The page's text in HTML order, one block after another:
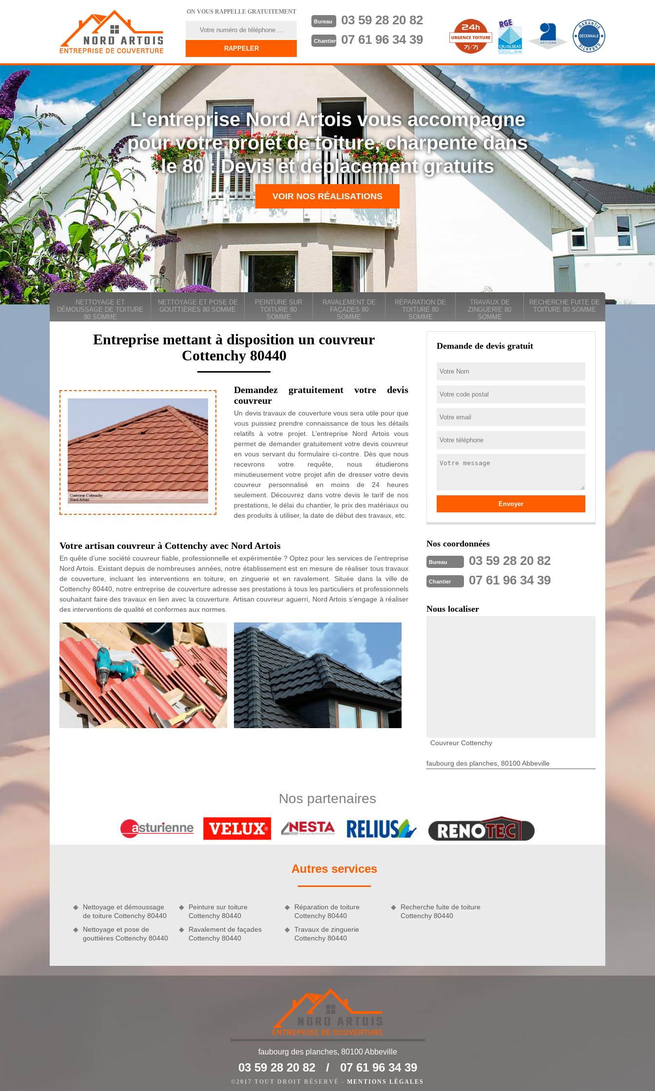
ON VOUS RAPPELLE GRATUITEMENT
Bureau 03 59 28 20 82
Chantier 07 61 96 34 39
L'entreprise Nord Artois vous accompagne
pour votre projet de toiture, charpente dans
le 80 : Devis et déplacement gratuits
VOIR NOS RÉALISATIONS
NETTOYAGE ET
DÉMOUSSAGE DE TOITURE
80 SOMME
NETTOYAGE ET POSE DE
GOUTTIÈRES 80 SOMME
PEINTURE SUR
TOITURE 80
SOMME
RAVALEMENT DE
FAÇADES 80
SOMME
RÉPARATION DE
TOITURE 80
SOMME
TRAVAUX DE
ZINGUERIE 80
SOMME
RECHERCHE FUITE DE
TOITURE 80 SOMME
Entreprise mettant à disposition un couvreur
Cottenchy 80440
Demandez gratuitement votre devis
couvreur
Un devis travaux de couverture vous sera utile pour que
vous puissiez prendre connaissance de tous les détails
relatifs à votre projet. L’entreprise Nord Artois vous
permet de demander gratuitement votre devis couvreur
en vous servant du formulaire ci-contre. Dès que nous
recevrons votre requête, nous étudierons
minutieusement votre projet afin de dresser votre devis
couvreur personnalisé en moins de 24 heures
seulement. Découvrez dans votre devis le tarif de nos
prestations, le délai du chantier, le prix des matériaux ou
des produits à utiliser, la date de début des travaux, etc.
Votre artisan couvreur à Cottenchy avec Nord Artois
En quête d’une société couvreur fiable, professionnelle et expérimentée ? Optez pour les services de l’entreprise
Nord Artois. Existant depuis de nombreuses années, notre établissement est en mesure de réaliser tous travaux
de couverture, incluant les interventions en toiture, en zinguerie et en ravalement. Située dans la ville de
Cottenchy 80440, notre entreprise de couverture adresse ses prestations à tous les particuliers et professionnels
souhaitant faire des travaux en lien avec la couverture. Artisan couvreur aguerri, Nord Artois s’engage à réaliser
des interventions de qualité et conformes aux normes.
un couvreur très qualifié. Nous avons les connaissances et les outils de travail utiles pour refaire d’une façon
sociales. Veuillez-nous faire appel et nous n’allons pas vous décevoir. Nous travaillons partout à Cottenchy.
Les travaux de couverture à Cottenchy accompagnés d’une garantie décennale
décennale de nos ouvrages. Cette offre prendra effet dès le premier jour où nos couvreurs s’occuperont de votre
Nord Artois : couvreur pour toiture qualifié à Cottenchy 80440
A la recherche d’un couvreur pour toiture chevronné et agréé ? Faites appel à l’entreprise de couverture Nord
Artois qui est basée à Cottenchy. La toiture est un élément très important de votre habitation puisqu’elle vous
Demande de devis gratuit
Nos coordonnées
Bureau 03 59 28 20 82
Chantier 07 61 96 34 39
Nous localiser
Couvreur Cottenchy
faubourg des planches, 80100 Abbeville
Nos partenaires
Autres services
Nettoyage et démoussage
de toiture Cottenchy 80440
Nettoyage et pose de
gouttières Cottenchy 80440
Peinture sur toiture
Cottenchy 80440
Ravalement de façades
Cottenchy 80440
Réparation de toiture
Cottenchy 80440
Travaux de zinguerie
Cottenchy 80440
Recherche fuite de toiture
Cottenchy 80440
faubourg des planches, 80100 Abbeville
03 59 28 20 82 / 07 61 96 34 39
©2017 TOUT DROIT RÉSERVÉ - MENTIONS LÉGALES